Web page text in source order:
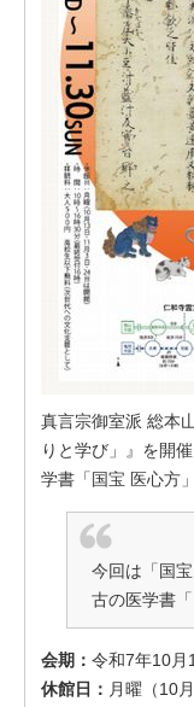
真言宗御室派 総本
りと学び」』を開
学書「国宝 医心方
今回は「国
古の医学書
会期： 令和7年10月
休館日： 月曜（10